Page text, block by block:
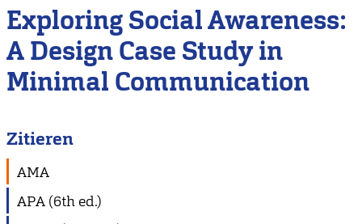
English.
Head
our
Exploring Social Awareness:
A Design Case Study in
Minimal Communication
Zitieren
AMA
APA (6th ed.)